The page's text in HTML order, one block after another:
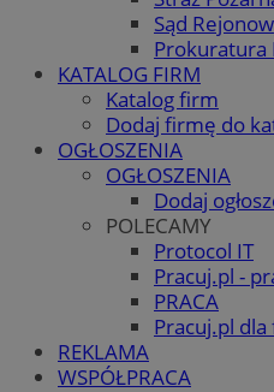
Sąd
Prokuratura
KATALOG FIRM
Katalog firm
Dodaj firmę do
OGŁOSZENIA
OGŁOSZENIA
Dodaj
POLECAMY
Protocol IT
Pracuj.pl -
PRACA
Pracuj.pl
REKLAMA
WSPÓŁPRACA